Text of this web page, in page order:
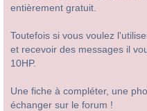
entièrement gratuit.
Toutefois si vous voulez
et recevoir des messages il
10HP.
Une fiche à compléter, une
échanger sur le forum !